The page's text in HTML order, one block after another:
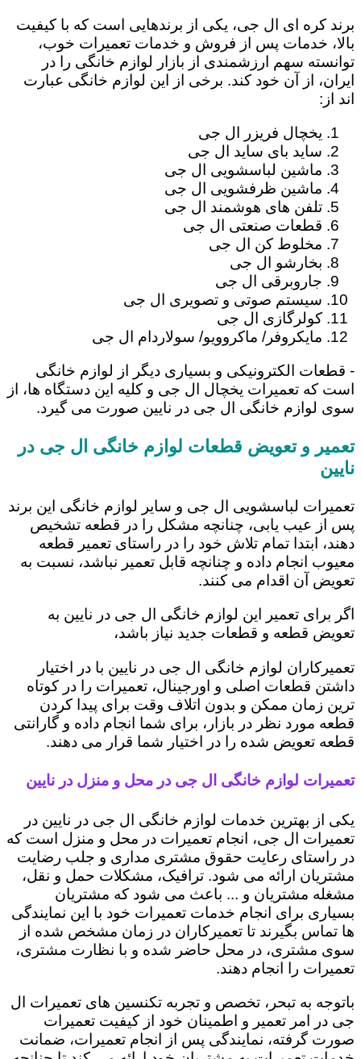
برند کره ای ال جی، یکی از برندهایی است که با کیفیت
بالا، خدمات پس از فروش و خدمات تعمیرات خوب،
توانسته سهم ارزشمندی از بازار لوازم خانگی را در
ایران، از آن خود کند. برخی از این لوازم خانگی عبارت
اند از:
یخچال فریزر ال جی
ساید بای ساید ال جی
ماشین لباسشویی ال جی
ماشین ظرفشویی ال جی
تلفن های هوشمند ال جی
قطعات صنعتی ال جی
مخلوط کن ال جی
بخارشو ال جی
جاروبرقی ال جی
سیستم صوتی و تصویری ال جی
کولرگازی ال جی
مایکروفر/ ماکروویو/ سولاردام ال جی
- قطعات الکترونیکی و بسیاری دیگر از لوازم خانگی
است که تعمیرات یخچال ال جی و کلیه این دستگاه ها، از
سوی لوازم خانگی ال جی در نایین صورت می گیرد.
تعمیر و تعویض قطعات لوازم خانگی ال جی در
نایین
تعمیرات لباسشویی ال جی و سایر لوازم خانگی این برند
پس از عیب یابی، چنانچه مشکل را در قطعه تشخیص
دهند، ابتدا تمام تلاش خود را در راستای تعمیر قطعه
معیوب انجام داده و چنانچه قابل تعمیر نباشد، نسبت به
تعویض آن اقدام می کنند.
اگر برای تعمیر این لوازم خانگی ال جی در نایین به
تعویض قطعه و قطعات جدید نیاز باشد،
تعمیرکاران لوازم خانگی ال جی در نایین با در اختیار
داشتن قطعات اصلی و اورجینال، تعمیرات را در کوتاه
ترین زمان ممکن و بدون اتلاف وقت برای پیدا کردن
قطعه مورد نظر در بازار، برای شما انجام داده و گارانتی
قطعه تعویض شده را در اختیار شما قرار می دهند.
تعمیرات لوازم خانگی ال جی در محل و منزل در نایین
یکی از بهترین خدمات لوازم خانگی ال جی در نایین در
تعمیرات ال جی، انجام تعمیرات در محل و منزل است که
در راستای رعایت حقوق مشتری مداری و جلب رضایت
مشتریان ارائه می شود. ترافیک، مشکلات حمل و نقل،
مشغله مشتریان و ... باعث می شود که مشتریان
بسیاری برای انجام خدمات تعمیرات خود با این نمایندگی
ها تماس بگیرند تا تعمیرکاران در زمان مشخص شده از
سوی مشتری، در محل حاضر شده و با نظارت مشتری،
تعمیرات را انجام دهند.
باتوجه به تبحر، تخصص و تجربه تکنسین های تعمیرات ال
جی در امر تعمیر و اطمینان خود از کیفیت تعمیرات
صورت گرفته، نمایندگی پس از انجام تعمیرات، ضمانت